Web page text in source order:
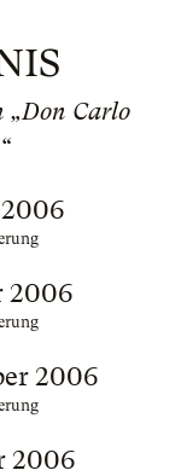
„Don Carlo
2006
2006
2006